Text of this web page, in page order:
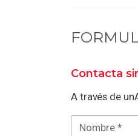
Contacta
A través de